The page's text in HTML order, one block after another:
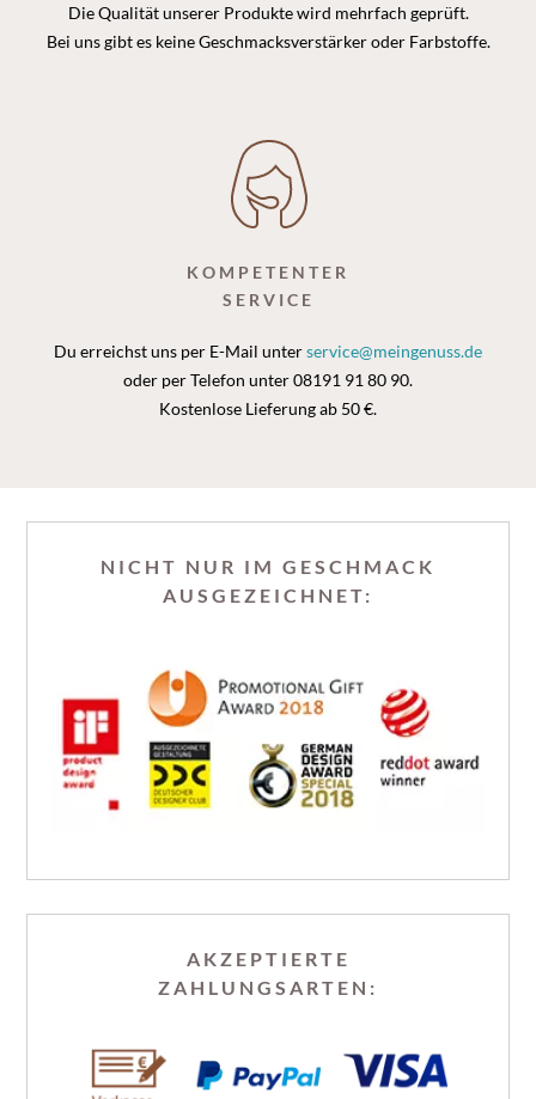
Die Qualität unserer Produkte wird mehrfach geprüft.
Bei uns gibt es keine Geschmacksverstärker oder Farbstoffe.
KOMPETENTER
SERVICE
Du erreichst uns per E-Mail unterservice@meingenuss.de
oder per Telefon unter 08191 91 80 90.
Kostenlose Lieferung ab 50 €.
NICHT NUR IM GESCHMACK
AUSGEZEICHNET:
AKZEPTIERTE
ZAHLUNGSARTEN: